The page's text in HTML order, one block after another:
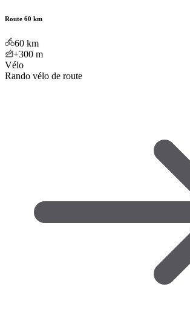
Route 60 km
60 km
+300 m
Vélo
Rando vélo de route